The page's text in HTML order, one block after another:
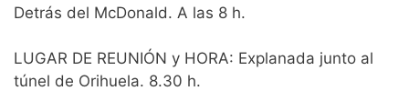
Detrás del McDonald. A las 8 h.
LUGAR DE REUNIÓN y HORA: Explanada junto al
túnel de Orihuela. 8.30 h.